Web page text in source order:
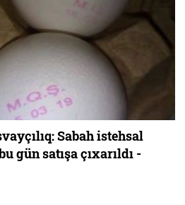
Sabah istehsal
gün satışa çıxarıldı -